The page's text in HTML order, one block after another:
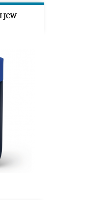
JCW